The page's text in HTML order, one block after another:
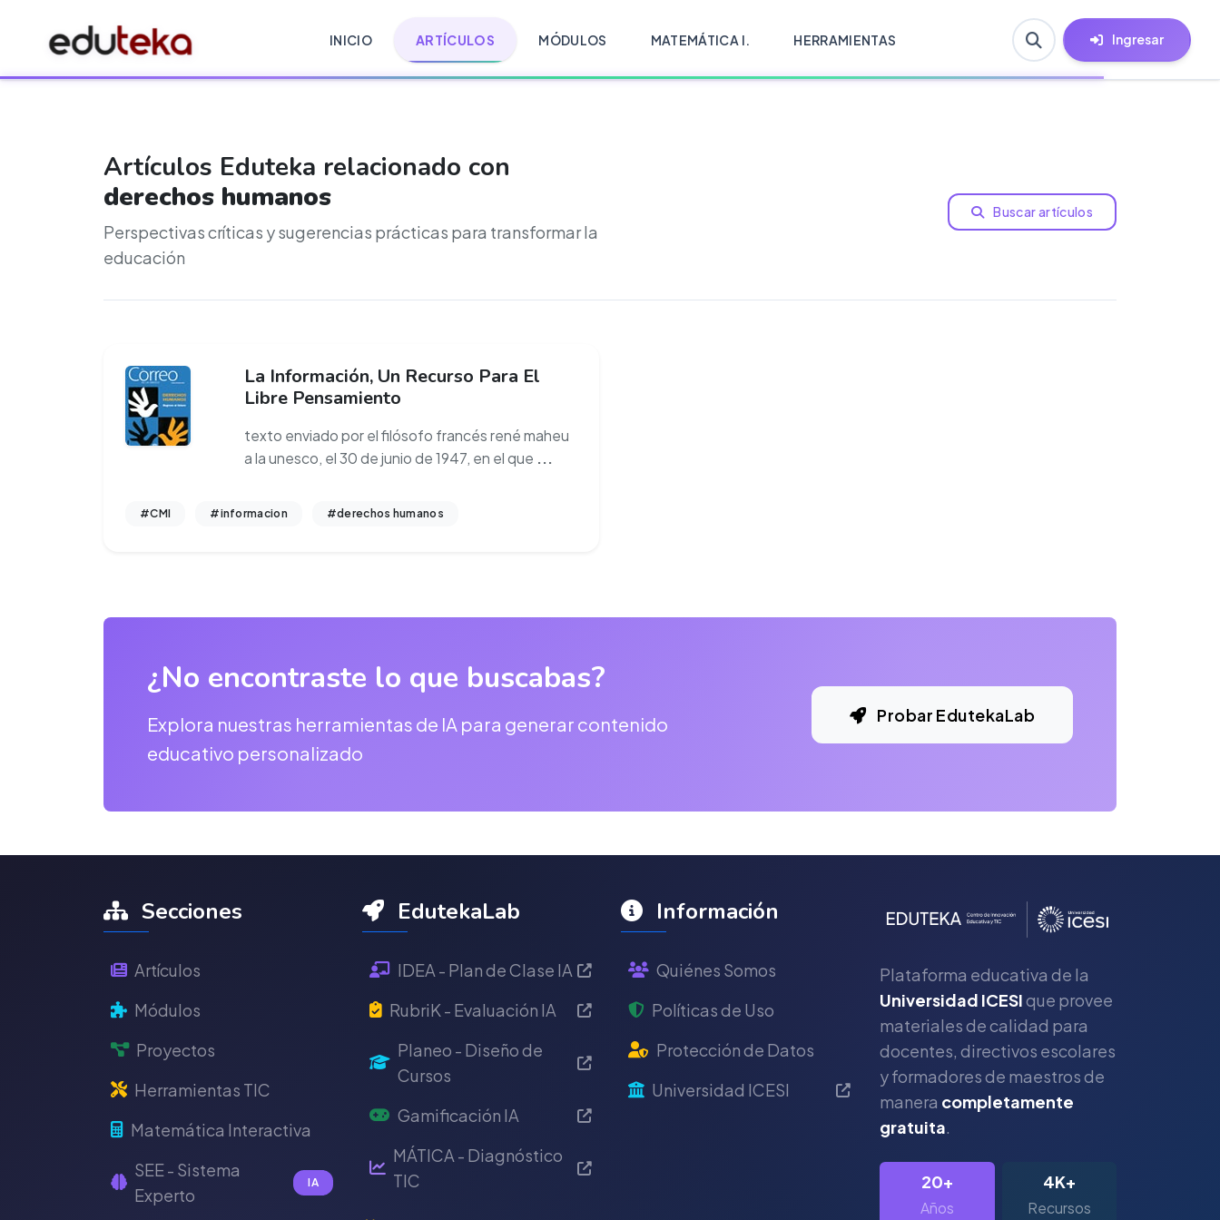
INICIO ARTÍCULOS MÓDULOS MATEMÁTICA I. HERRAMIENTAS Ingresar
Artículos Eduteka relacionado con
derechos humanos
Perspectivas críticas y sugerencias prácticas para transformar la
educación
Buscar artículos
La Información, Un Recurso Para El
Libre Pensamiento
texto enviado por el filósofo francés rené maheu
a la unesco, el 30 de junio de 1947, en el que ...
#CMI #informacion #derechos humanos
¿No encontraste lo que buscabas?
Explora nuestras herramientas de IA para generar contenido
educativo personalizado
Probar EdutekaLab
Secciones
Artículos
Módulos
Proyectos
Herramientas TIC
Matemática Interactiva
SEE - Sistema
Experto
IA
EdutekaLab
IDEA - Plan de Clase IA
RubriK - Evaluación IA
Planeo - Diseño de
Cursos
Gamificación IA
MÁTICA - Diagnóstico
TIC
Información
Quiénes Somos
Políticas de Uso
Protección de Datos
Universidad ICESI
Plataforma educativa de la
Universidad ICESIque provee
materiales de calidad para
docentes, directivos escolares
y formadores de maestros de
manera completamente
gratuita.
20+
Años
4K+
Recursos